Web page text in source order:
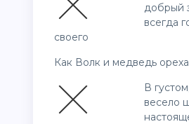
добрый
всегда
своего
Как Волк и медведь
В
весело